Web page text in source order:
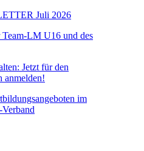
Juli 2026
Team-LM U16 und des
Jetzt für den
anmelden!
im